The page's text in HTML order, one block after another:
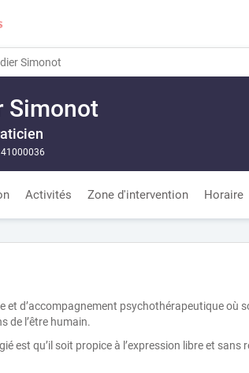
Simonot
Simonot
Activités Zone d'intervention Horaire
et d’accompagnement psychothérapeutique où
de l’être humain.
est qu’il soit propice à l’expression libre et sans